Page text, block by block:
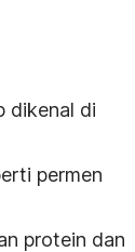
dikenal di
permen
protein dan